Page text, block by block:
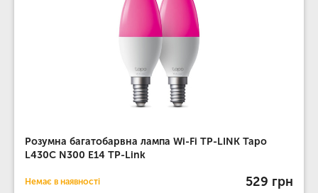
Розумна багатобарвна лампа Wi-Fi TP-LINK Tapo
L430C N300 E14 TP-Link
Немає в наявності 529 грн